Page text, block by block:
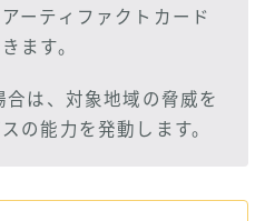
ーティファクトカード
ます。
合は、対象地域の脅威を
の能力を発動します。